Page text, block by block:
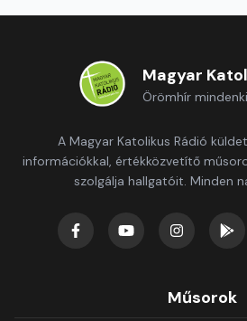
Magyar
Örömhír
A Magyar Katolikus Rádió
információkkal, értékközvetítő
szolgálja hallgatóit. Minden
Műsorok